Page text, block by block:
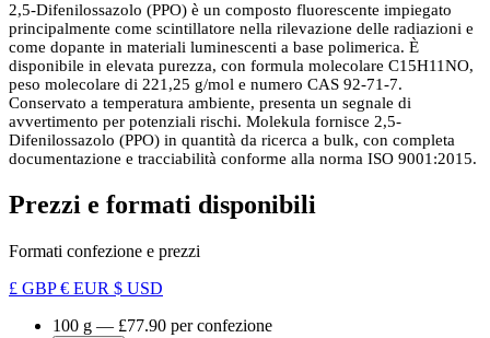
2,5-Difenilossazolo (PPO) è un composto fluorescente impiegato
principalmente come scintillatore nella rilevazione delle radiazioni e
come dopante in materiali luminescenti a base polimerica. È
disponibile in elevata purezza, con formula molecolare C15H11NO,
peso molecolare di 221,25 g/mol e numero CAS 92-71-7.
Conservato a temperatura ambiente, presenta un segnale di
avvertimento per potenziali rischi. Molekula fornisce 2,5-
Difenilossazolo (PPO) in quantità da ricerca a bulk, con completa
documentazione e tracciabilità conforme alla norma ISO 9001:2015.
Prezzi e formati disponibili
Formati confezione e prezzi
£ GBP€ EUR $ USD
100 g — £77.90 per confezione